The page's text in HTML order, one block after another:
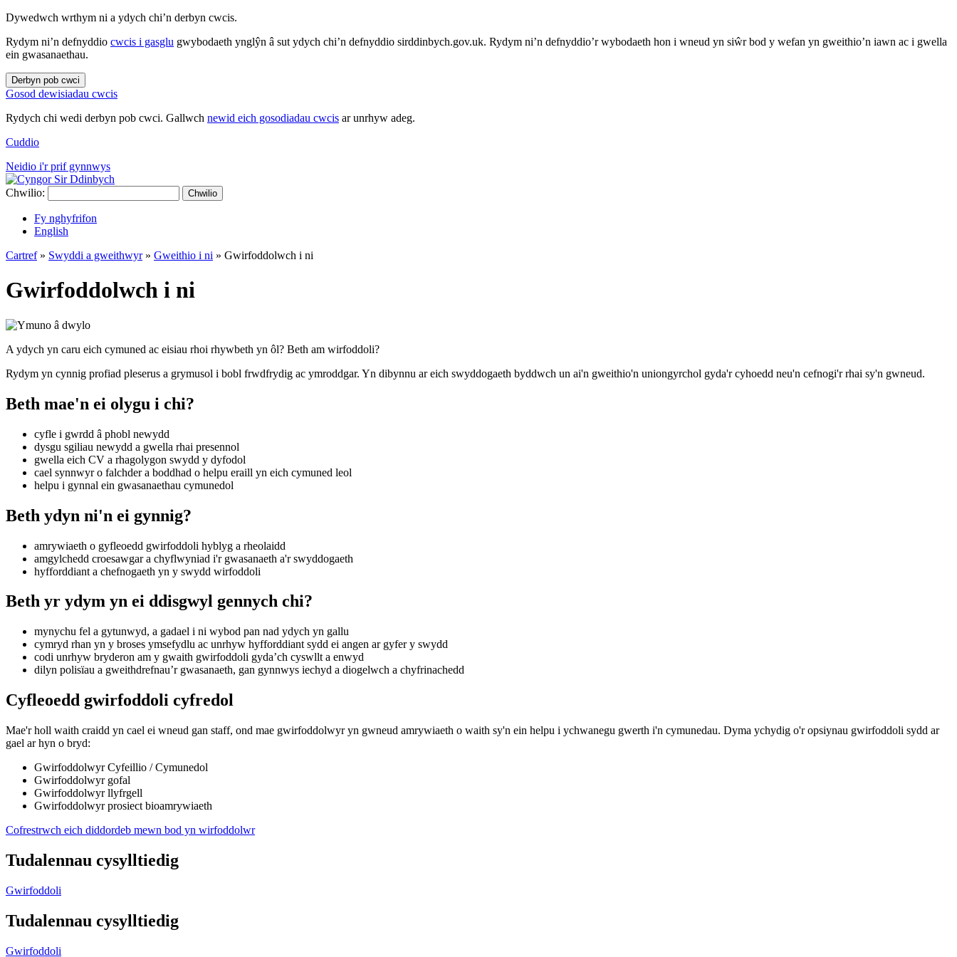
Dywedwch wrthym ni a ydych chi’n derbyn cwcis.
Rydym ni’n defnyddio cwcis i gasglu gwybodaeth ynglŷn â sut ydych chi’n defnyddio sirddinbych.gov.uk. Rydym ni’n defnyddio’r wybodaeth hon i wneud yn siŵr bod y wefan yn gweithio’n iawn ac i gwella
ein gwasanaethau.
Derbyn pob cwci
Gosod dewisiadau cwcis
Rydych chi wedi derbyn pob cwci. Gallwch newid eich gosodiadau cwcis ar unrhyw adeg.
Cuddio
Neidio i'r prif gynnwys
Chwilio: Chwilio
Fy nghyfrifon
English
Cartref» Swyddi a gweithwyr» Gweithio i ni » Gwirfoddolwch i ni
Gwirfoddolwch i ni
A ydych yn caru eich cymuned ac eisiau rhoi rhywbeth yn ôl? Beth am wirfoddoli?
Rydym yn cynnig profiad pleserus a grymusol i bobl frwdfrydig ac ymroddgar. Yn dibynnu ar eich swyddogaeth byddwch un ai'n gweithio'n uniongyrchol gyda'r cyhoedd neu'n cefnogi'r rhai sy'n gwneud.
Beth mae'n ei olygu i chi?
cyfle i gwrdd â phobl newydd
dysgu sgiliau newydd a gwella rhai presennol
gwella eich CV a rhagolygon swydd y dyfodol
cael synnwyr o falchder a boddhad o helpu eraill yn eich cymuned leol
helpu i gynnal ein gwasanaethau cymunedol
Beth ydyn ni'n ei gynnig?
amrywiaeth o gyfleoedd gwirfoddoli hyblyg a rheolaidd
amgylchedd croesawgar a chyflwyniad i'r gwasanaeth a'r swyddogaeth
hyfforddiant a chefnogaeth yn y swydd wirfoddoli
Beth yr ydym yn ei ddisgwyl gennych chi?
mynychu fel a gytunwyd, a gadael i ni wybod pan nad ydych yn gallu
cymryd rhan yn y broses ymsefydlu ac unrhyw hyfforddiant sydd ei angen ar gyfer y swydd
codi unrhyw bryderon am y gwaith gwirfoddoli gyda’ch cyswllt a enwyd
dilyn polisïau a gweithdrefnau’r gwasanaeth, gan gynnwys iechyd a diogelwch a chyfrinachedd
Cyfleoedd gwirfoddoli cyfredol
Mae'r holl waith craidd yn cael ei wneud gan staff, ond mae gwirfoddolwyr yn gwneud amrywiaeth o waith sy'n ein helpu i ychwanegu gwerth i'n cymunedau. Dyma ychydig o'r opsiynau gwirfoddoli sydd ar
gael ar hyn o bryd:
Gwirfoddolwyr Cyfeillio / Cymunedol
Gwirfoddolwyr gofal
Gwirfoddolwyr llyfrgell
Gwirfoddolwyr prosiect bioamrywiaeth
Cofrestrwch eich diddordeb mewn bod yn wirfoddolwr
Tudalennau cysylltiedig
Gwirfoddoli
Tudalennau cysylltiedig
Gwirfoddoli